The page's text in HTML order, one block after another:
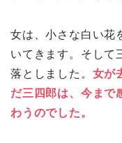
女は、小さな白い花
いてきます。そして
落としました。 女が
だ三四郎は、今まで
わうのでした。